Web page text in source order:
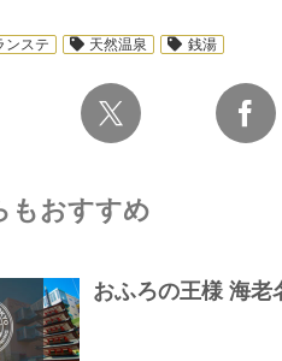
ンステ 天然温泉 銭湯
もおすすめ
おふろの王様 海老